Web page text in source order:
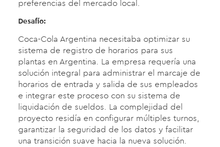
preferencias del mercado local.
Desafío:
Coca-Cola Argentina necesitaba optimizar su
sistema de registro de horarios para sus
plantas en Argentina. La empresa requería una
solución integral para administrar el marcaje de
horarios de entrada y salida de sus empleados
e integrar este proceso con su sistema de
liquidación de sueldos. La complejidad del
proyecto residía en configurar múltiples turnos,
garantizar la seguridad de los datos y facilitar
una transición suave hacia la nueva solución.